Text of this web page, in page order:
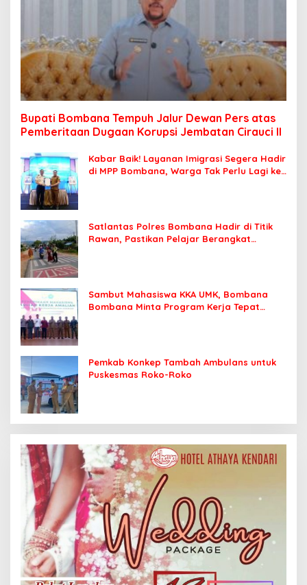
Bupati Bombana Tempuh Jalur Dewan Pers atas
Pemberitaan Dugaan Korupsi Jembatan Cirauci II
Kabar Baik! Layanan Imigrasi Segera Hadir
di MPP Bombana, Warga Tak Perlu Lagi ke
Satlantas Polres Bombana Hadir di Titik
Rawan, Pastikan Pelajar Berangkat
Sambut Mahasiswa KKA UMK, Bombana
Bombana Minta Program Kerja Tepat
Pemkab Konkep Tambah Ambulans untuk
Puskesmas Roko-Roko